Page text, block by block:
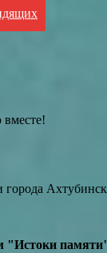
вместе!
"Истоки